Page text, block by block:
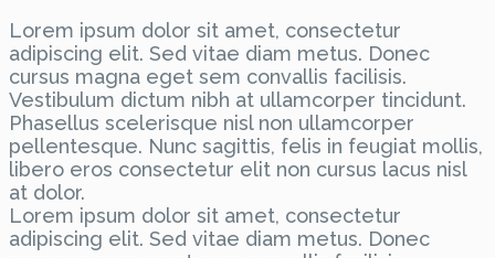
Lorem ipsum dolor sit amet, consectetur
adipiscing elit. Sed vitae diam metus. Donec
cursus magna eget sem convallis facilisis.
Vestibulum dictum nibh at ullamcorper tincidunt.
Phasellus scelerisque nisl non ullamcorper
pellentesque. Nunc sagittis, felis in feugiat mollis,
libero eros consectetur elit non cursus lacus nisl
at dolor.
Lorem ipsum dolor sit amet, consectetur
adipiscing elit. Sed vitae diam metus. Donec